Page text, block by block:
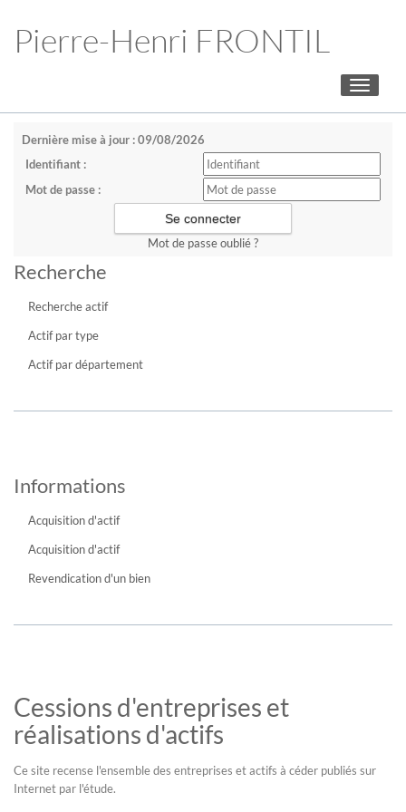
Pierre-Henri FRONTIL
Toggle
Dernière mise à jour : 09/08/2026
Identifiant :
Mot de passe :
Mot de passe oublié ?
Recherche
Recherche actif
Actif par type
Actif par département
Informations
Acquisition d'actif
Acquisition d'actif
Revendication d'un bien
Cessions d'entreprises et
réalisations d'actifs
Ce site recense l'ensemble des entreprises et actifs à céder publiés sur
Internet par l'étude.